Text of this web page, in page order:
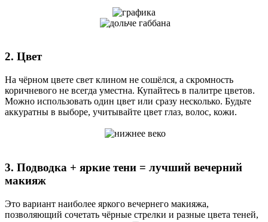
2. Цвет
На чёрном цвете свет клином не сошёлся, а скромность
коричневого не всегда уместна. Купайтесь в палитре цветов.
Можно использовать один цвет или сразу несколько. Будьте
аккуратны в выборе, учитывайте цвет глаз, волос, кожи.
3. Подводка + яркие тени = лучший вечерний
макияж
Это вариант наиболее яркого вечернего макияжа,
позволяющий сочетать чёрные стрелки и разные цвета теней,